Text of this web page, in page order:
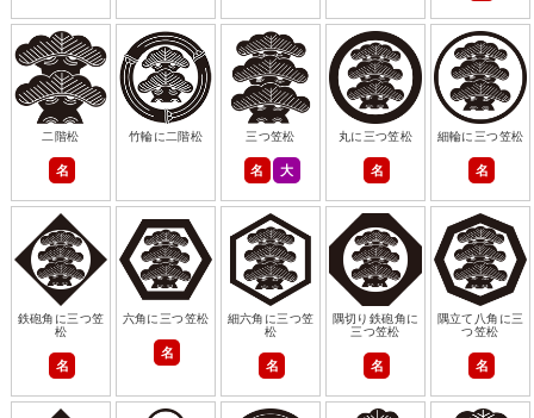
二階松
名
竹輪に二階松 三つ笠松
名 大
丸に三つ笠松
名
細輪に三つ笠松
名
鉄砲角に三つ笠
松
名
六角に三つ笠松
名
細六角に三つ笠
松
名
隅切り鉄砲角に
三つ笠松
名
隅立て八角に三
つ笠松
名